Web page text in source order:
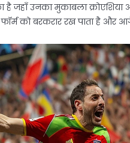
जहाँ उनका मुकाबला क्रोएशिया
को बरकरार रख पाता है और